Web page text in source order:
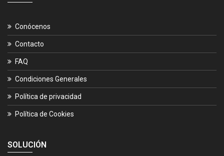
Conócenos
Contacto
FAQ
Condiciones Generales
Política de privacidad
Política de Cookies
SOLUCIÓN